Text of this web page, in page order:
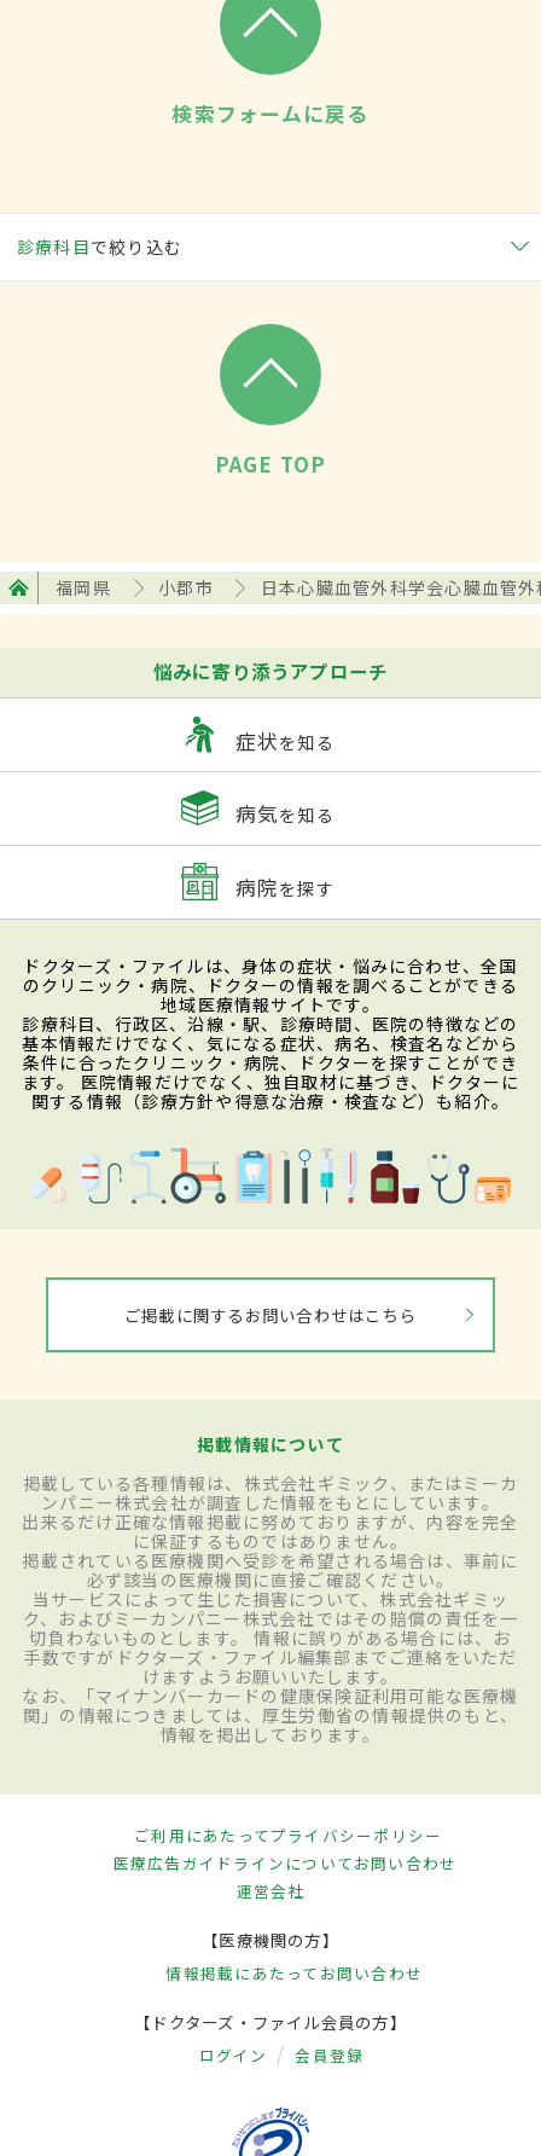
検索フォームに戻る
診療科目で絞り込む
PAGE TOP
福岡県 小郡市 日本心臓血管外科学会心臓血管
悩みに寄り添うアプローチ
症状を知る
病気を知る
病院を探す
ドクターズ・ファイルは、身体の症状・悩みに合わせ、全国
のクリニック・病院、ドクターの情報を調べることができる
地域医療情報サイトです。
診療科目、行政区、沿線・駅、診療時間、医院の特徴などの
基本情報だけでなく、気になる症状、病名、検査名などから
条件に合ったクリニック・病院、ドクターを探すことができ
ます。 医院情報だけでなく、独自取材に基づき、ドクターに
関する情報（診療方針や得意な治療・検査など）も紹介。
ご掲載に関するお問い合わせはこちら
掲載情報について
掲載している各種情報は、株式会社ギミック、またはミーカ
ンパニー株式会社が調査した情報をもとにしています。
出来るだけ正確な情報掲載に努めておりますが、内容を完全
に保証するものではありません。
掲載されている医療機関へ受診を希望される場合は、事前に
必ず該当の医療機関に直接ご確認ください。
当サービスによって生じた損害について、株式会社ギミッ
ク、およびミーカンパニー株式会社ではその賠償の責任を一
切負わないものとします。 情報に誤りがある場合には、お
手数ですがドクターズ・ファイル編集部までご連絡をいただ
けますようお願いいたします。
なお、「マイナンバーカードの健康保険証利用可能な医療機
関」の情報につきましては、厚生労働省の情報提供のもと、
情報を掲出しております。
ご利用にあたってプライバシーポリシー
医療広告ガイドラインについてお問い合わせ
運営会社
【医療機関の方】
情報掲載にあたって お問い合わせ
【ドクターズ・ファイル会員の方】
ログイン 会員登録